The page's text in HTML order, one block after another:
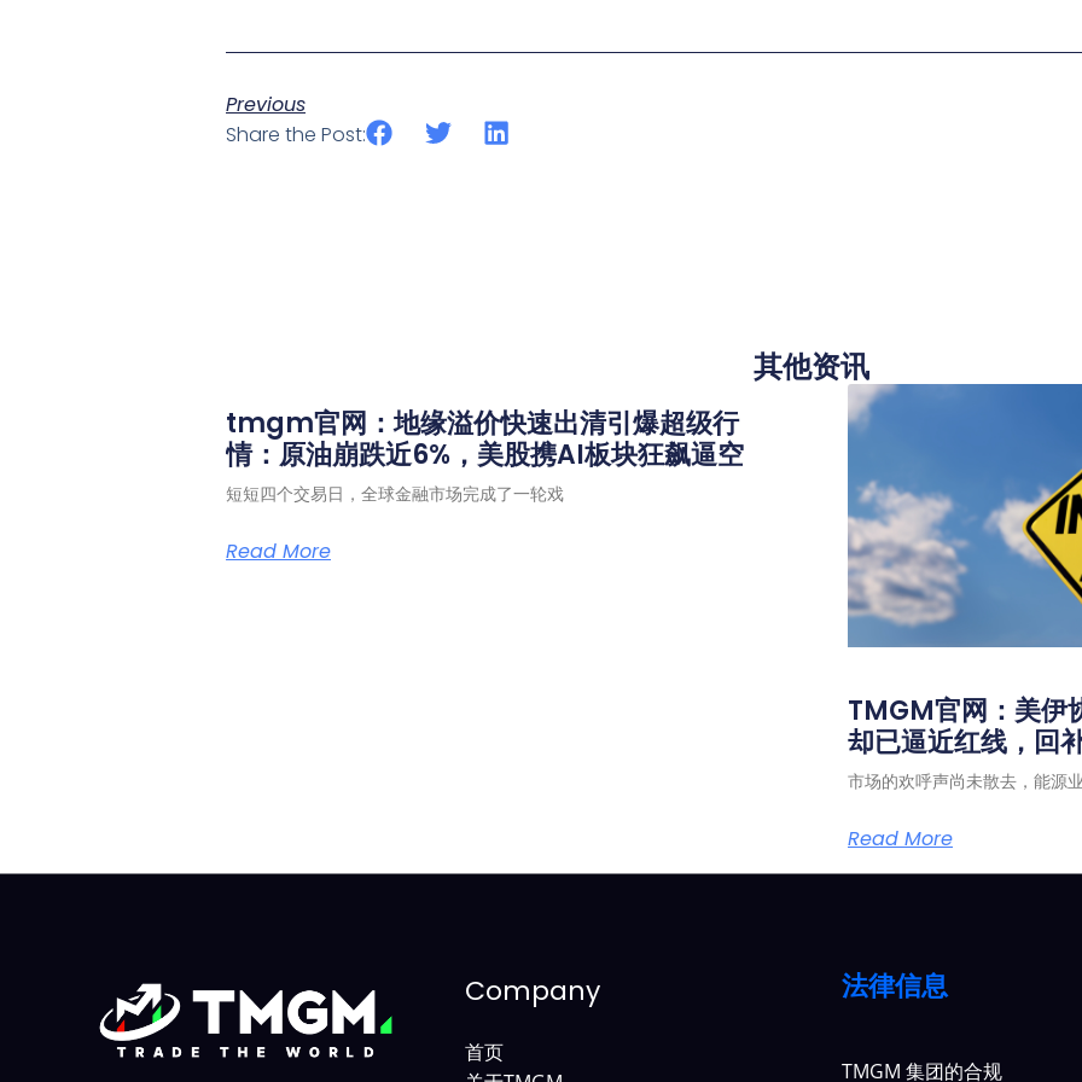
Previous
Share the Post:
其他资讯
tmgm官网：地缘溢价快速出清引爆超级行
情：原油崩跌近6%，美股携AI板块狂飙逼空
短短四个交易日，全球金融市场完成了一轮戏
Read More
TMGM官网：美伊
却已逼近红线，回
市场的欢呼声尚未散去，能源
Read More
Company
首页
法律信息
TMGM 集团的合规